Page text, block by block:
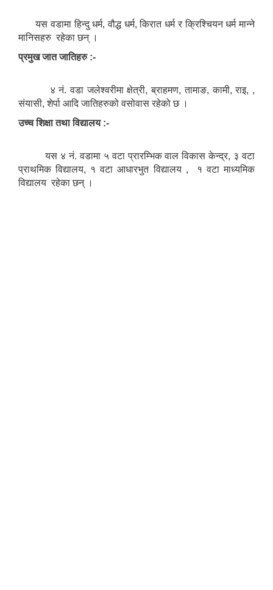
यस वडामा हिन्दु धर्म, वौद्ध धर्म, किरात धर्म र क्रिश्चियन धर्म मान्ने
मानिसहरु रहेका छन् ।
प्रमुख जात जातिहरु :-
४ नं. वडा जलेश्वरीमा क्षेत्री, ब्राहमण, तामाङ, कामी, राइ, ,
संयासी, शेर्पा आदि जातिहरुको वसोवास रहेको छ ।
उच्च शिक्षा तथा विद्यालय :-
यस ४ नं. वडामा ५ वटा प्रारम्भिक वाल विकास केन्द्र, ३ वटा
प्राथमिक विद्यालय, १ वटा आधारभुत विद्यालय , १ वटा माध्यमिक
विद्यालय रहेका छन् ।